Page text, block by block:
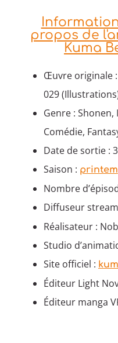
propos de
Kuma
Œuvre originale
029
Genre : Shonen,
Comédie,
Date de sortie :
Saison :
Nombre
Diffuseur
Réalisateur :
Studio
Site officiel :
Éditeur Light
Éditeur manga